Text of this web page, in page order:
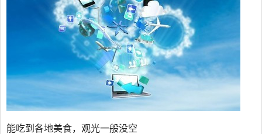
能吃到各地美食，观光一般没空